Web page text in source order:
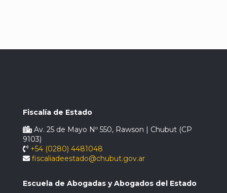
Fiscalía de Estado
Av. 25 de Mayo Nº 550, Rawson | Chubut (CP
9103)
+54 (0280) 4481048
fiscaliadeestado@chubut.gov.ar
Escuela de Abogadas y Abogados del Estado